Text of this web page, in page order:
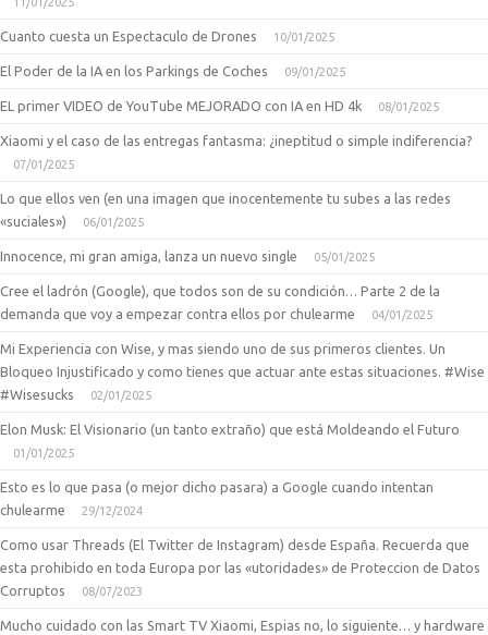
Cuanto cuesta un Espectaculo de Drones 10/01/2025
El Poder de la IA en los Parkings de Coches 09/01/2025
EL primer VIDEO de YouTube MEJORADO con IA en HD 4k 08/01/2025
Xiaomi y el caso de las entregas fantasma: ¿ineptitud o simple indiferencia?
07/01/2025
Lo que ellos ven (en una imagen que inocentemente tu subes a las redes
«suciales»)
06/01/2025
Innocence, mi gran amiga, lanza un nuevo single 05/01/2025
Cree el ladrón (Google), que todos son de su condición… Parte 2 de la
demanda que voy a empezar contra ellos por chulearme
04/01/2025
Mi Experiencia con Wise, y mas siendo uno de sus primeros clientes. Un
Bloqueo Injustificado y como tienes que actuar ante estas situaciones. #Wise
#Wisesucks
02/01/2025
Elon Musk: El Visionario (un tanto extraño) que está Moldeando el Futuro
01/01/2025
Esto es lo que pasa (o mejor dicho pasara) a Google cuando intentan
chulearme
29/12/2024
Como usar Threads (El Twitter de Instagram) desde España. Recuerda que
esta prohibido en toda Europa por las «utoridades» de Proteccion de Datos
Corruptos
08/07/2023
Mucho cuidado con las Smart TV Xiaomi, Espias no, lo siguiente… y hardware